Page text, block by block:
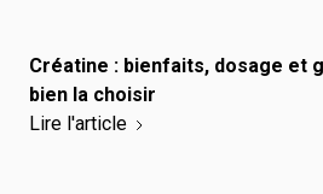
Créatine : bienfaits, dosage et
bien la choisir
Lire l'article